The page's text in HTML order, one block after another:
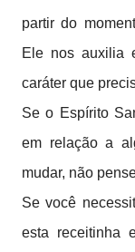
partir do
Ele nos auxilia
caráter que
Se o Espírito
em relação a
mudar, não
Se você
esta receitinha